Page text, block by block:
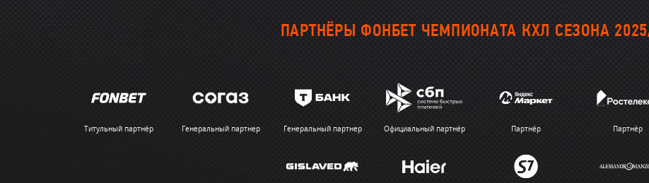
ПАРТНЁРЫ ФОНБЕТ ЧЕМПИОНАТА КХЛ СЕЗОНА
Титульный партнёр Генеральный партнер Генеральный партнер Официальный партнёр Партнёр Партнёр